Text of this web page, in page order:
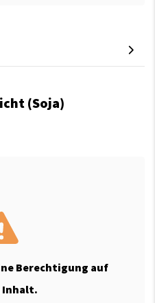
(Soja)
Berechtigung auf
Inhalt.